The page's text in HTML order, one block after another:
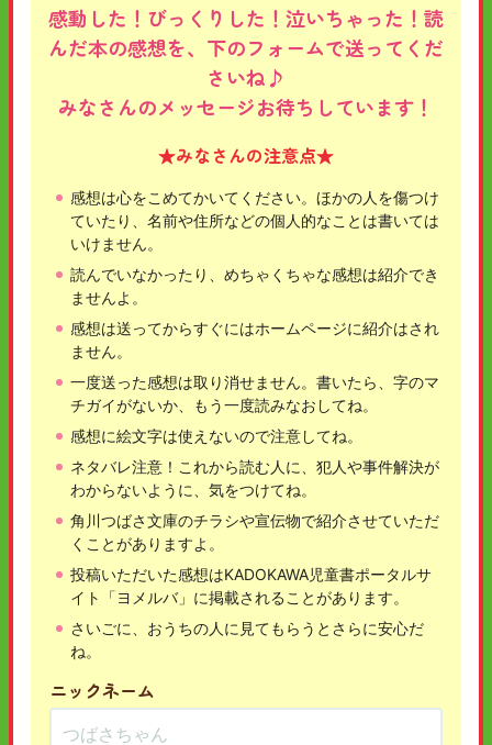
感動した！びっくりした！泣いちゃった！読
んだ本の感想を、下のフォームで送ってくだ
さいね♪
みなさんのメッセージお待ちしています！
★みなさんの注意点★
感想は心をこめてかいてください。ほかの人を傷つけ
ていたり、名前や住所などの個人的なことは書いては
いけません。
読んでいなかったり、めちゃくちゃな感想は紹介でき
ませんよ。
感想は送ってからすぐにはホームページに紹介はされ
ません。
一度送った感想は取り消せません。書いたら、字のマ
チガイがないか、もう一度読みなおしてね。
感想に絵文字は使えないので注意してね。
ネタバレ注意！これから読む人に、犯人や事件解決が
わからないように、気をつけてね。
角川つばさ文庫のチラシや宣伝物で紹介させていただ
くことがありますよ。
投稿いただいた感想はKADOKAWA児童書ポータルサ
イト「ヨメルバ」に掲載されることがあります。
さいごに、おうちの人に見てもらうとさらに安心だ
ね。
ニックネーム